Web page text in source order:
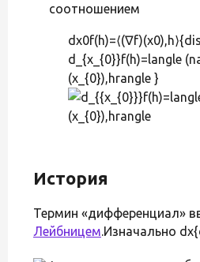
соотношением
d_{x_{0}}f(h)=langle
(x_{0}),hrangle }
История
Термин «дифференциал»
Лейбницем .Изначально